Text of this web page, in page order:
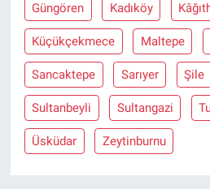
Güngören Kadıköy
Küçükçekmece Maltepe
Sancaktepe Sarıyer Şile
Sultanbeyli Sultangazi
Üsküdar Zeytinburnu